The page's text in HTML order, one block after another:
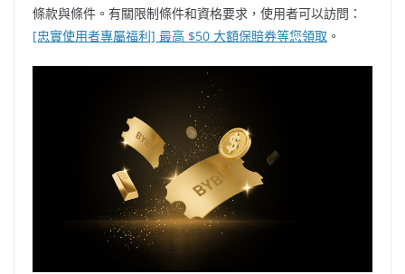
條款與條件。有關限制條件和資格要求，使用者可以訪問：
[忠實使用者專屬福利] 最高 $50 大額保賠券等您領取 。